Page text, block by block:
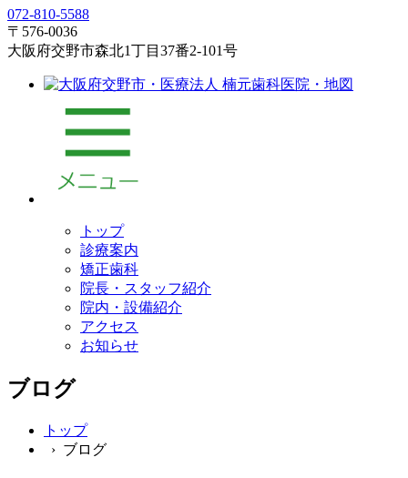
072-810-5588
〒576-0036
大阪府交野市森北1丁目37番2-101号
トップ
診療案内
矯正歯科
院長・スタッフ紹介
院内・設備紹介
アクセス
お知らせ
ブログ
トップ
› ブログ